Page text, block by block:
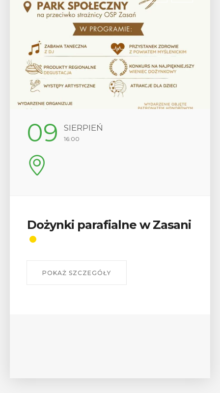
12 SIERPIEŃ
17:00
Wykład „Jak zdobyć
odznaki na myślenickich
W środę 12 sierpnia o godz. 17 w Miejskiej